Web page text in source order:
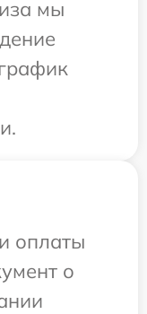
мы
оплаты
о